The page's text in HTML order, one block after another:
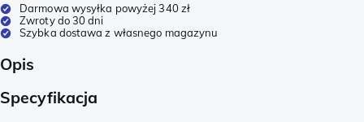
Darmowa wysyłka powyżej 340 zł
Zwroty do 30 dni
Szybka dostawa z własnego magazynu
Opis
Specyfikacja